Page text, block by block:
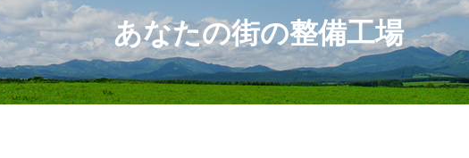
あなたの街の整備工場